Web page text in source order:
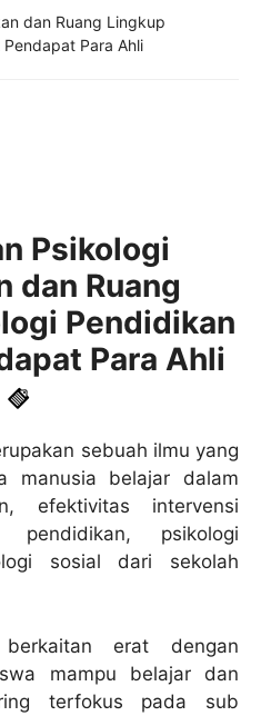
Psikologi
dan Ruang
Pendidikan
Para Ahli
sebuah ilmu yang
manusia belajar dalam
efektivitas intervensi
pendidikan, psikologi
sosial dari sekolah
erat dengan
mampu belajar dan
terfokus pada sub
dan Ruang Lingkup
Para Ahli